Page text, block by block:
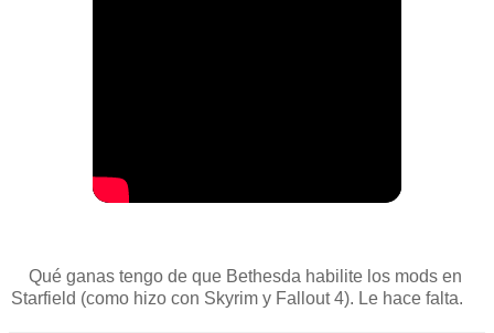
Qué ganas tengo de que Bethesda habilite los mods en
Starfield (como hizo con Skyrim y Fallout 4). Le hace falta.